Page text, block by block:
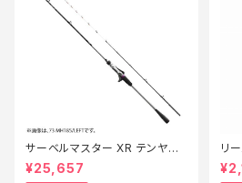
サーベルマスター XR テンヤ
73MH 185R【特価ロッド】【30】
¥25,657
リ
er3
0】